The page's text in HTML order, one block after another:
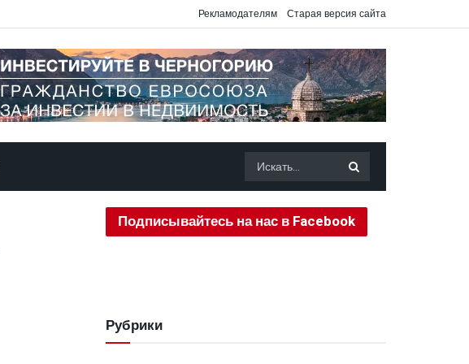
Рекламодателям Старая версия сайта
Подписывайтесь на нас в Facebook
Рубрики